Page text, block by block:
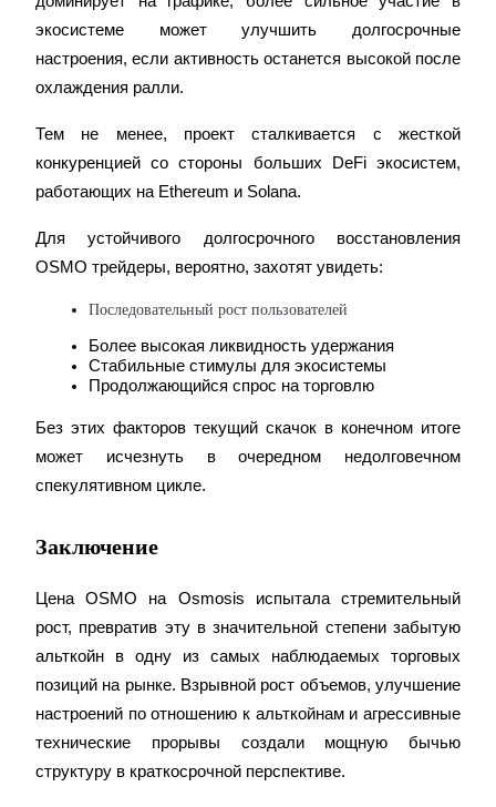
экосистеме может улучшить долгосрочные
настроения, если активность останется высокой после
охлаждения ралли.
Тем не менее, проект сталкивается с жесткой
конкуренцией со стороны больших DeFi экосистем,
работающих на Ethereum и Solana.
Для устойчивого долгосрочного восстановления
OSMO трейдеры, вероятно, захотят увидеть:
Последовательный рост пользователей
Более высокая ликвидность удержания
Стабильные стимулы для экосистемы
Продолжающийся спрос на торговлю
Без этих факторов текущий скачок в конечном итоге
может исчезнуть в очередном недолговечном
спекулятивном цикле.
Заключение
Цена OSMO на Osmosis испытала стремительный
рост, превратив эту в значительной степени забытую
альткойн в одну из самых наблюдаемых торговых
позиций на рынке. Взрывной рост объемов, улучшение
настроений по отношению к альткойнам и агрессивные
технические прорывы создали мощную бычью
структуру в краткосрочной перспективе.